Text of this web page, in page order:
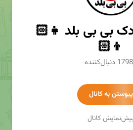
بی بی بلد 👧🏻
👦🏻
دنبال‌کننده
پیوستن به کانال
کانال